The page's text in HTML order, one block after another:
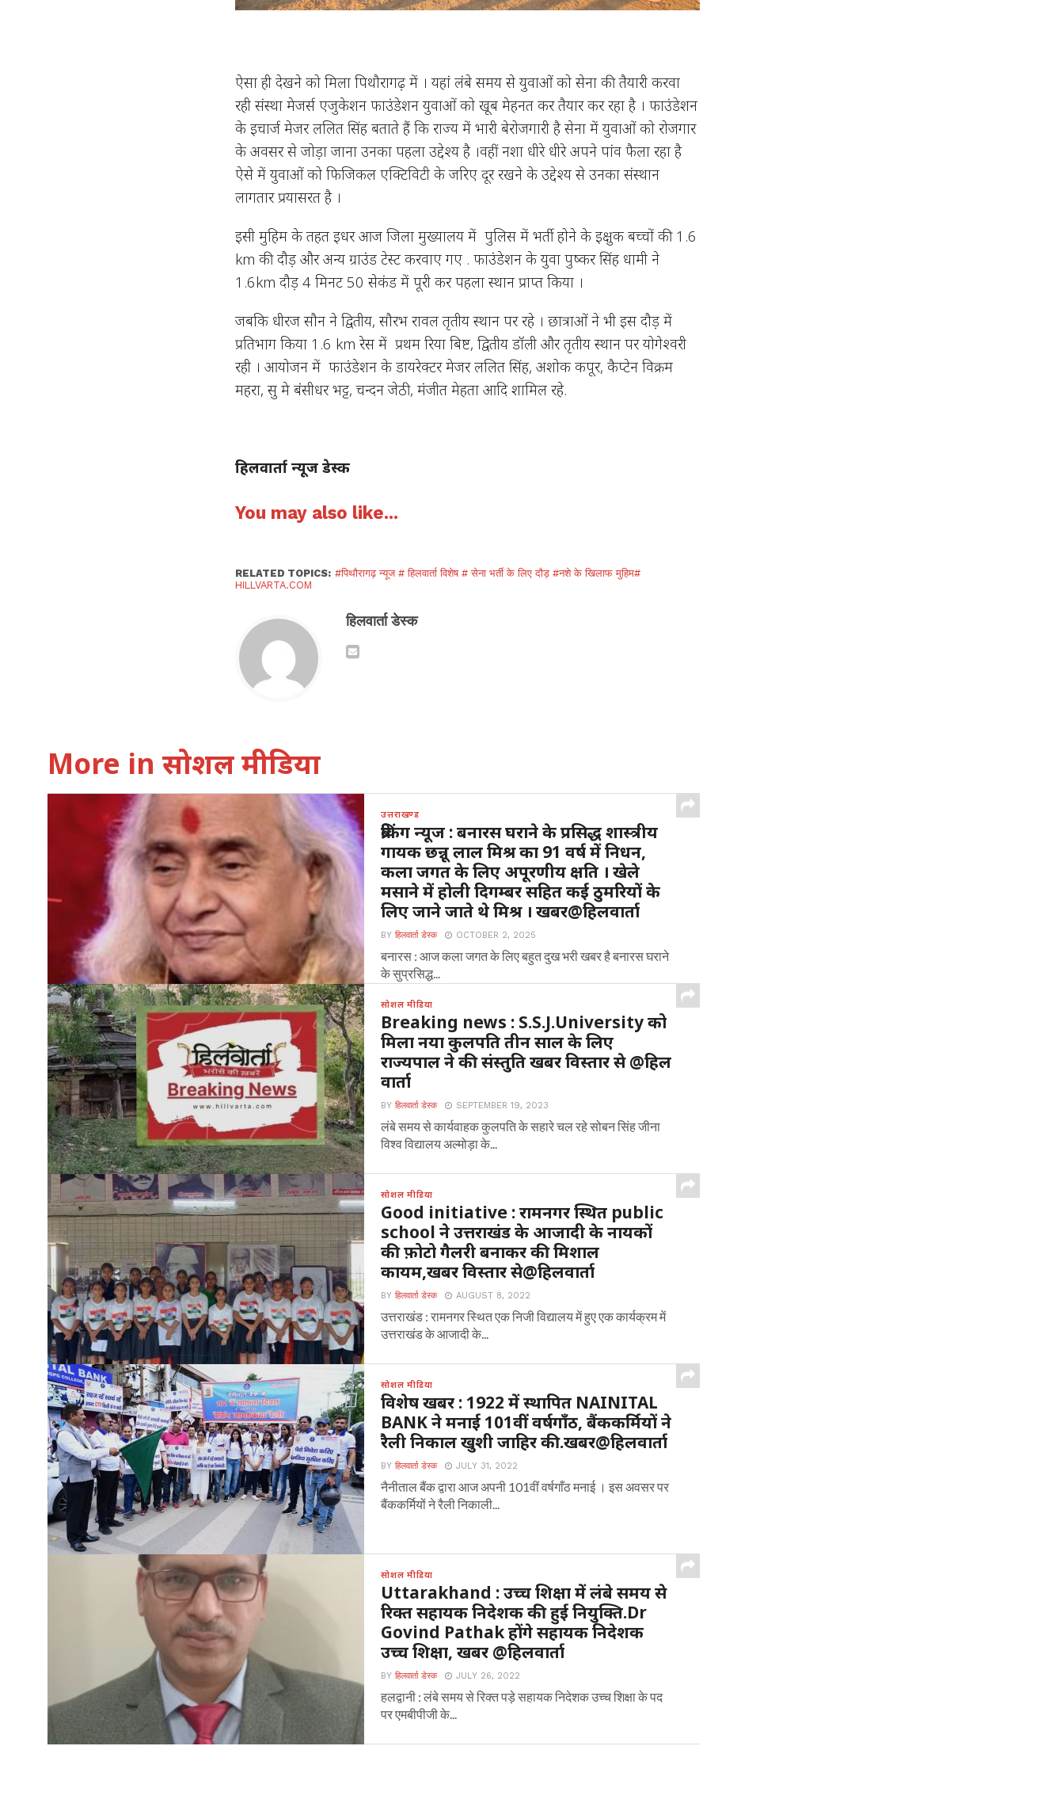
ऐसा ही देखने को मिला पिथौरागढ़ में । यहां लंबे समय से युवाओं को सेना की तैयारी करवा
रही संस्था मेजर्स एजुकेशन फाउंडेशन युवाओं को खूब मेहनत कर तैयार कर रहा है । फाउंडेशन
के इचार्ज मेजर ललित सिंह बताते हैं कि राज्य में भारी बेरोजगारी है सेना में युवाओं को रोजगार
के अवसर से जोड़ा जाना उनका पहला उद्देश्य है ।वहीं नशा धीरे धीरे अपने पांव फैला रहा है
ऐसे में युवाओं को फिजिकल एक्टिविटी के जरिए दूर रखने के उद्देश्य से उनका संस्थान
लागतार प्रयासरत है ।
इसी मुहिम के तहत इधर आज जिला मुख्यालय में पुलिस में भर्ती होने के इक्षुक बच्चों की 1.6
km की दौड़ और अन्य ग्राउंड टेस्ट करवाए गए . फाउंडेशन के युवा पुष्कर सिंह धामी ने
1.6km दौड़ 4 मिनट 50 सेकंड में पूरी कर पहला स्थान प्राप्त किया ।
जबकि धीरज सौन ने द्वितीय, सौरभ रावल तृतीय स्थान पर रहे । छात्राओं ने भी इस दौड़ में
प्रतिभाग किया 1.6 km रेस में प्रथम रिया बिष्ट, द्वितीय डॉली और तृतीय स्थान पर योगेश्वरी
रही । आयोजन में फाउंडेशन के डायरेक्टर मेजर ललित सिंह, अशोक कपूर, कैप्टेन विक्रम
महरा, सु मे बंसीधर भट्ट, चन्दन जेठी, मंजीत मेहता आदि शामिल रहे.
हिलवार्ता न्यूज डेस्क
You may also like...
RELATED TOPICS: #पिथौरागढ़ न्यूज # हिलवार्ता विशेष # सेना भर्ती के लिए दौड़ #नशे के खिलाफ मुहिम#
HILLVARTA.COM
हिलवार्ता डेस्क
More in सोशल मीडिया
उत्तराखण्ड
ब्रेकिंग न्यूज : बनारस घराने के प्रसिद्ध शास्त्रीय
गायक छन्नू लाल मिश्र का 91 वर्ष में निधन,
कला जगत के लिए अपूरणीय क्षति । खेले
मसाने में होली दिगम्बर सहित कई ठुमरियों के
लिए जाने जाते थे मिश्र । खबर@हिलवार्ता
BYहिलवार्ता डेस्क OCTOBER 2, 2025
बनारस : आज कला जगत के लिए बहुत दुख भरी खबर है बनारस घराने
के सुप्रसिद्ध...
सोशल मीडिया
Breaking news : S.S.J.University को
मिला नया कुलपति तीन साल के लिए
राज्यपाल ने की संस्तुति खबर विस्तार से @हिल
वार्ता
BYहिलवार्ता डेस्क SEPTEMBER 19, 2023
लंबे समय से कार्यवाहक कुलपति के सहारे चल रहे सोबन सिंह जीना
विश्व विद्यालय अल्मोड़ा के...
सोशल मीडिया
Good initiative : रामनगर स्थित public
school ने उत्तराखंड के आजादी के नायकों
की फ़ोटो गैलरी बनाकर की मिशाल
कायम,खबर विस्तार से@हिलवार्ता
BYहिलवार्ता डेस्क AUGUST 8, 2022
उत्तराखंड : रामनगर स्थित एक निजी विद्यालय में हुए एक कार्यक्रम में
उत्तराखंड के आजादी के...
सोशल मीडिया
विशेष खबर : 1922 में स्थापित NAINITAL
BANK ने मनाई 101वीं वर्षगाँठ, बैंककर्मियों ने
रैली निकाल खुशी जाहिर की.खबर@हिलवार्ता
BYहिलवार्ता डेस्क JULY 31, 2022
नैनीताल बैंक द्वारा आज अपनी 101वीं वर्षगाँठ मनाई । इस अवसर पर
बैंककर्मियों ने रैली निकाली...
सोशल मीडिया
Uttarakhand : उच्च शिक्षा में लंबे समय से
रिक्त सहायक निदेशक की हुई नियुक्ति.Dr
Govind Pathak होंगे सहायक निदेशक
उच्च शिक्षा, खबर @हिलवार्ता
BYहिलवार्ता डेस्क JULY 26, 2022
हलद्वानी : लंबे समय से रिक्त पड़े सहायक निदेशक उच्च शिक्षा के पद
पर एमबीपीजी के...